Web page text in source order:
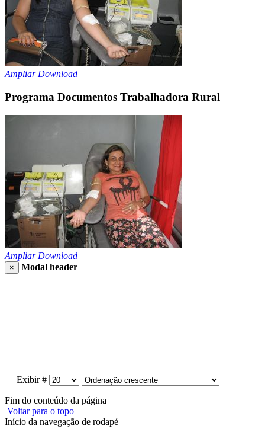
Ampliar Download
Programa Documentos Trabalhadora Rural
Ampliar Download
× Modal header
Exibir #
Fim do conteúdo da página
Voltar para o topo
Início da navegação de rodapé